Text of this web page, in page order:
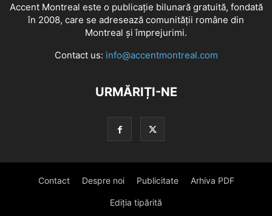
Accent Montreal este o publicație bilunară gratuită, fondată
în 2008, care se adresează comunităţii române din
Montreal şi împrejurimi.
Contact us: info@accentmontreal.com
URMĂRIȚI-NE
Contact Despre noi Publicitate Arhiva PDF
Ediția tipărită